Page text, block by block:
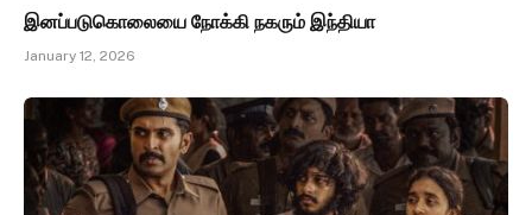
இனப்படுகொலையை நோக்கி நகரும் இந்தியா
January 12, 2026